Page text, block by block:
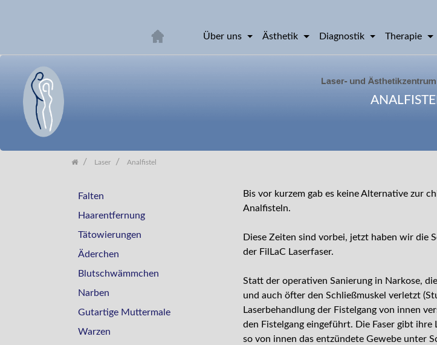
navigation
Über uns Ästhetik Diagnostik Therapie
Laser Analfistel
Bis vor kurzem gab es keine Alternative zur
Analfisteln.
Diese Zeiten sind vorbei, jetzt haben wir die
der FilLaC Laserfaser.
Statt der operativen Sanierung in Narkose,
und auch öfter den Schließmuskel verletzt
Laserbehandlung der Fistelgang von innen
den Fistelgang eingeführt. Die Faser gibt
so von innen das entzündete Gewebe unter
Falten
Haarentfernung
Tätowierungen
Äderchen
Blutschwämmchen
Narben
Gutartige Muttermale
Warzen